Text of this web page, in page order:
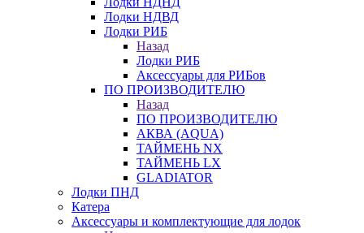
Лодки НДВД
Лодки РИБ
Назад
Лодки РИБ
Аксессуары для РИБов
ПО ПРОИЗВОДИТЕЛЮ
Назад
ПО ПРОИЗВОДИТЕЛЮ
АКВА (AQUA)
ТАЙМЕНЬ NX
ТАЙМЕНЬ LX
GLADIATOR
Лодки ПНД
Катера
Аксессуары и комплектующие для лодок